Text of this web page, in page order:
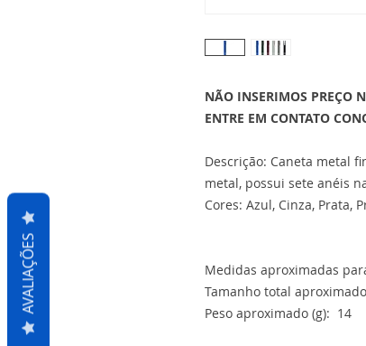
NÃO INSERIMOS PREÇO
ENTRE EM CONTATO
Descrição: Caneta metal
metal, possui sete anéis
Cores: Azul, Cinza, Prata,
Medidas aproximadas
Tamanho total
Peso aproximado (g): 14
AVALIAÇÕES